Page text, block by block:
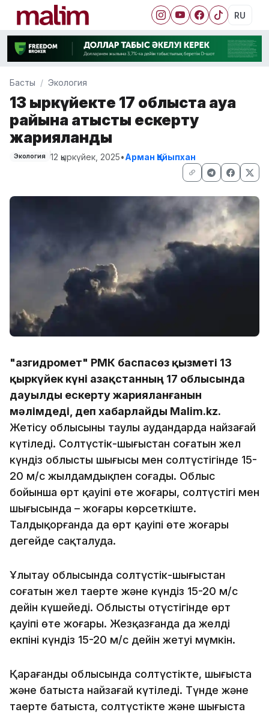
RU
Басты Экология
13 қыркүйекте 17 облыста ауа
райына қатысты ескерту
жарияланды
Экология 12 қыркүйек, 2025•Арман Қайыпхан
"Қазгидромет" РМК баспасөз қызметі 13
қыркүйек күні Қазақстанның 17 облысында
дауылды ескерту жарияланғанын
мәлімдеді, деп хабарлайды Malim.kz.
Жетісу облысының таулы аудандарда найзағай
күтіледі. Солтүстік-шығыстан соғатын жел
күндіз облыстың шығысы мен солтүстігінде 15-
20 м/с жылдамдықпен соғады. Облыс
бойынша өрт қауіпі өте жоғары, солтүстігі мен
шығысында – жоғары көрсеткіште.
Талдықорғанда да өрт қауіпі өте жоғары
деңгейде сақталуда.
Ұлытау облысында солтүстік-шығыстан
соғатын жел таңертең және күндіз 15-20 м/с
дейін күшейеді. Облыстың оңтүстігінде өрт
қауіпі өте жоғары. Жезқазғанда да желдің
екпіні күндіз 15-20 м/с дейін жетуі мүмкін.
Қарағанды облысында солтүстікте, шығыста
және батыста найзағай күтіледі. Түнде және
таңертең батыста, солтүстікте және шығыста